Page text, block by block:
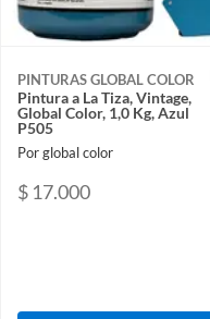
PINTURAS GLOBAL COLOR
Pintura a La Tiza, Vintage,
Global Color, 1,0 Kg, Azul
P505
Por global color
$ 17.000